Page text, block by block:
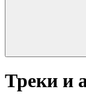
Треки и